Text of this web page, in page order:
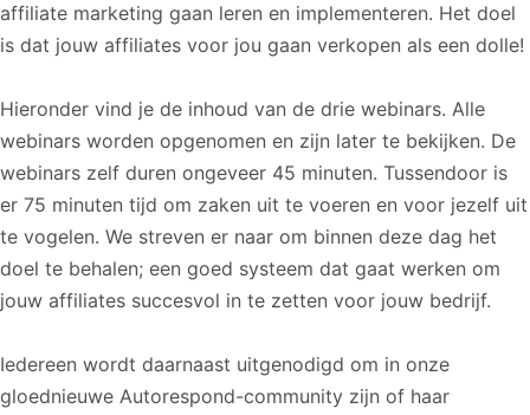
affiliate marketing gaan leren en implementeren. Het doel
is dat jouw affiliates voor jou gaan verkopen als een dolle!
Hieronder vind je de inhoud van de drie webinars. Alle
webinars worden opgenomen en zijn later te bekijken. De
webinars zelf duren ongeveer 45 minuten. Tussendoor is
er 75 minuten tijd om zaken uit te voeren en voor jezelf uit
te vogelen. We streven er naar om binnen deze dag het
doel te behalen; een goed systeem dat gaat werken om
jouw affiliates succesvol in te zetten voor jouw bedrijf.
Iedereen wordt daarnaast uitgenodigd om in onze
gloednieuwe Autorespond-community zijn of haar